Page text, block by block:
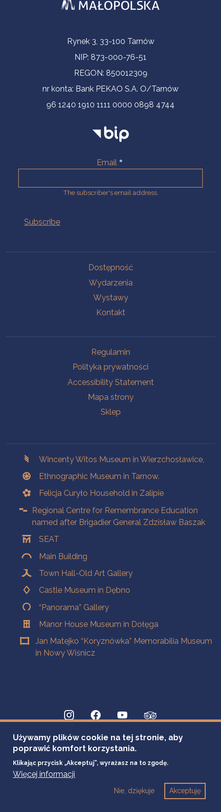
Contact InformationRynek 3, 33-100 Tarnów
NIP: 873-000-76-51
REGON: 850012309
nr konta: Bank PEKAO S.A. O/Tarnów
96 1240 1910 1111 0000 0898 4744
Email
The subscriber's email address.
Dostępność
Wydarzenia
Wystawy
Kontakt
Regulamin
Polityka prywatności
Accessibility Statement
Mapa strony
Sklep
Wincenty Witos Museum in Wierzchosławice,
Ethnographic Museum in Tarnow.
Felicja Curyło Household in Zalipie
Regional Centre for Remembrance Education
named after Brigadier General Zdzisław Baszak
SEAT
Main Building
Town Hall-Old Art Gallery
Castle Museum in Dębno
“Panorama” Gallery
Manor House Museum in Dołęga
Jan Matejko “Koryznówka” Memorabilia Museum
in Nowy Wiśnicz
Używamy plików cookie na tej stronie, aby
poprawić komfort korzystania.
Klikając przycisk „Akceptuj”, wyrażasz na to zgodę.
Więcej informacji
Akceptuję
Nie, dziękuje